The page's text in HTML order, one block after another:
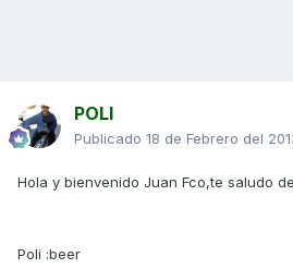
POLI
Publicado 18 de Febrero del
Hola y bienvenido Juan Fco,te saludo
Poli :beer